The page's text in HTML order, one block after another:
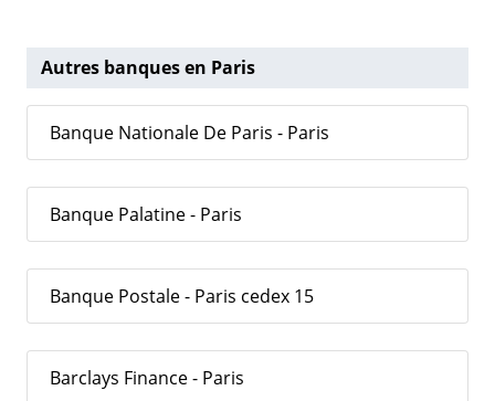
Autres banques en Paris
Banque Nationale De Paris - Paris
Banque Palatine - Paris
Banque Postale - Paris cedex 15
Barclays Finance - Paris